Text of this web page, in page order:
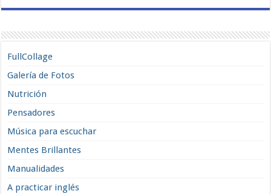
FullCollage
Galería de Fotos
Nutrición
Pensadores
Música para escuchar
Mentes Brillantes
Manualidades
A practicar inglés